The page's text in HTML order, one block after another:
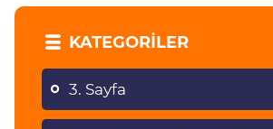
KATEGORILER
3. Sayfa